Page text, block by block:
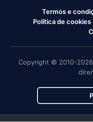
Termos e
Política de cookies
Copyright © 2010-2026